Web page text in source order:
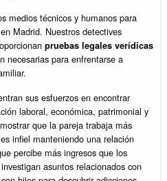
medios técnicos y humanos para
Madrid. Nuestros detectives
pruebas legales verídicas
necesarias para enfrentarse a
sus esfuerzos en encontrar
laboral, económica, patrimonial y
que la pareja trabaja más
infiel manteniendo una relación
percibe más ingresos que los
asuntos relacionados con